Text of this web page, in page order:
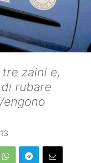
zaini e,
rubare